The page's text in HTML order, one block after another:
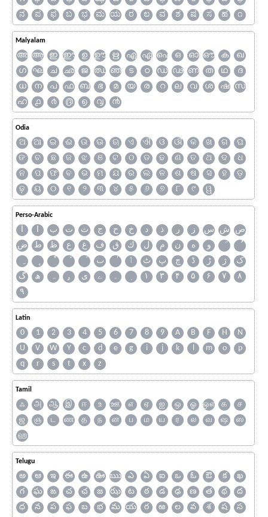
ನ
ಪ ಫ ಬ ಭ ಮ ಯ ರ ಲ ವ ಶ ಷ ಸ ಹ ೧
Malyalam
അ ആ ഇ ഈ ഉ ഊ ഋ എ ഏ ഐ ഒ ഓ ഔ ക
ഖ
ഗ
ഘ ച ഛ ജ ഝ ഞ ട ഠ ഡ ഢ ണ ത ഥ
ദ
ധ
ന പ ഫ ബ ഭ മ യ ര റ ല വ ശ ഷ
സ
ഹ
൧ ൪ ൫ ൭ ൮ ൯
Odia
ଅ ଆ ଇ ଈ ଉ ଊ ଋ ଏ ଐ ଓ ଔ କ ଖ ଗ
ଘ
ଙ
ଚ ଛ ଜ ଝ ଞ ଟ ଠ ଡ ଢ ଣ ତ ଥ ଦ
ଧ
ନ
ପ ଫ ବ ଭ ମ ଯ ର ଲ ଳ ଶ ଷ ସ ହ
ଡ଼
ଢ଼
ୟ ୦ ୧ ୨ ୩ ୪ ୫ ୬ ୭ ୮ ୯ ୱ
Perso-Arabic
آ ا ب ت ث ج ح خ د ذ ر ز س ش ص
ض
ط ظ ع غ ف ق ك ل م ن ه
و
ٮ
ٲ ٹ پ چ ڈ ڑ ژ
ک
گ
ھ ہ ۄ ی ے ۔ ۱ ۳ ۴ ۵ ۶ ۷
۸
۹
Latin
0 1 2 3 4 5 6 7 8 9 A B F H
N
U
V W Y c d e g i j k l m o
p
q
r s t x z
Tamil
ஃ அ ஆ இ ஈ உ ஊ எ ஏ ஐ ஒ ஓ ஔ க
ச
ஜ
ஞ ட ண த ந ன ப ம ய ர ல வ ஷ
ஸ
ஹ
Telugu
అ ఆ ఇ ఈ ఉ ఊ ఋ ఎ ఏ ఐ ఒ ఓ ఔ క
ఖ
గ
ఘ ఙ చ ఛ జ ఝ ట ఠ డ ఢ ణ త థ
ద
ధ
న ప ఫ బ భ మ య ర ఱ ల వ శ ష
స